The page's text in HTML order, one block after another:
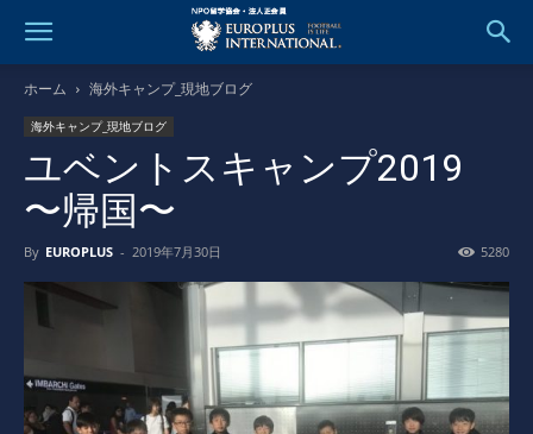
ホーム 海外キャンプ_現地ブログ
海外キャンプ_現地ブログ
ユベントスキャンプ2019
〜帰国〜
By EUROPLUS - 2019年7月30日 5280